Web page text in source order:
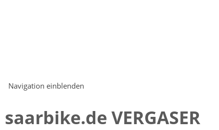
Navigation einblenden
saarbike.de VERGASER